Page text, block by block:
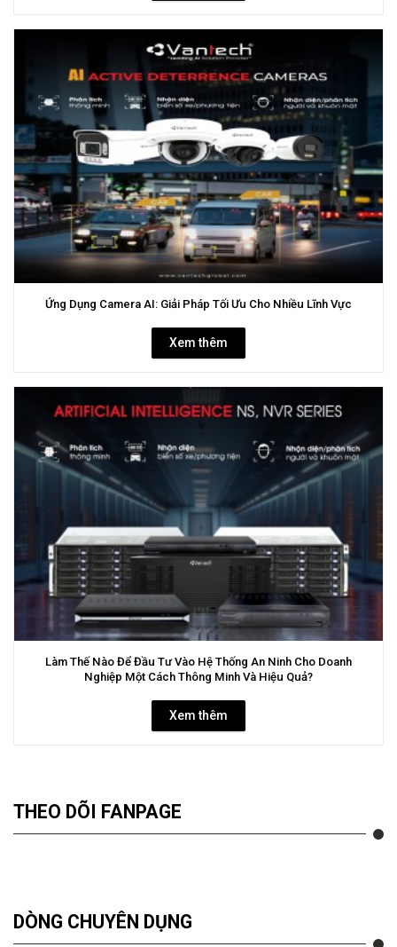
Ứng Dụng Camera AI: Giải Pháp Tối Ưu Cho Nhiều Lĩnh Vực
Xem thêm
Làm Thế Nào Để Đầu Tư Vào Hệ Thống An Ninh Cho Doanh
Nghiệp Một Cách Thông Minh Và Hiệu Quả?
Xem thêm
THEO DÕI FANPAGE
DÒNG CHUYÊN DỤNG